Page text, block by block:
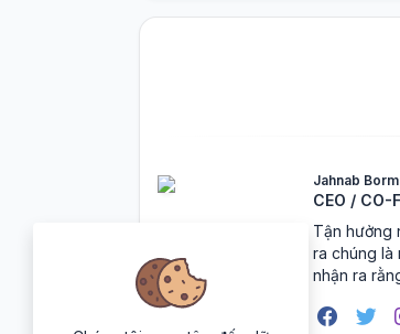
Jahnab
CEO / CO-
Tận hưởng
ra chúng là
nhận ra